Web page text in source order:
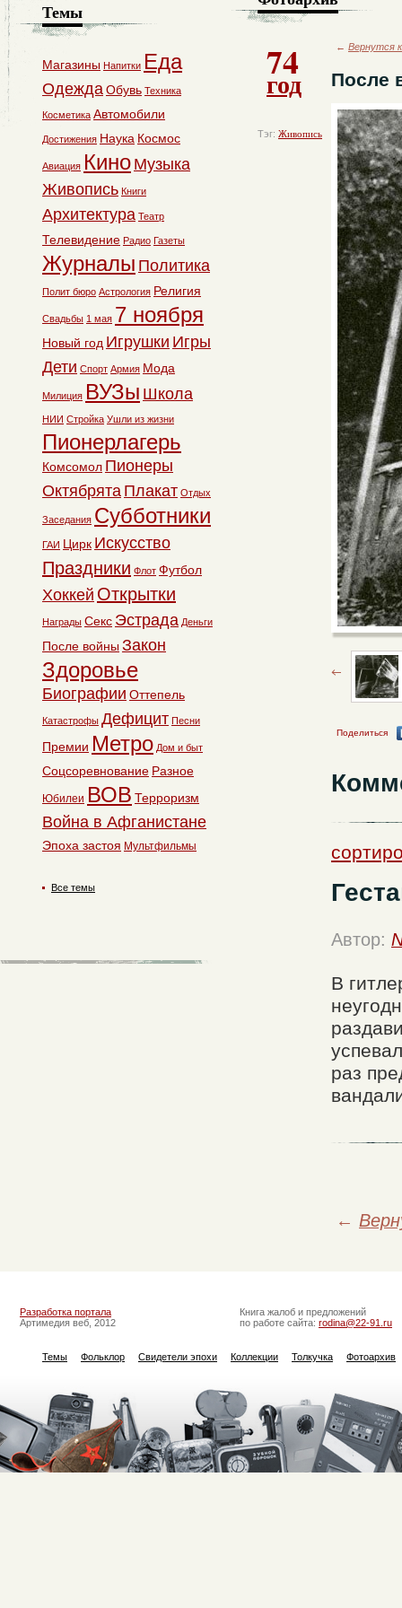
74
год
Тэг: Живопись
← Вернутся
После
Поделиться
Автор:
В
раз
←
Темы
Магазины Напитки Еда
ОдеждаОбувь Техника
Косметика Автомобили
Достижения Наука Космос
Авиация Кино Музыка
Живопись Книги
Архитектура Театр
Телевидение Радио Газеты
Журналы Политика
Полит бюро Астрология Религия
Свадьбы 1 мая 7 ноября
Новый год Игрушки Игры
Дети Спорт Армия Мода
Милиция ВУЗы Школа
НИИ Стройка Ушли из жизни
Пионерлагерь
Комсомол Пионеры
Октябрята Плакат Отдых
Заседания Субботники
ГАИ Цирк Искусство
Праздники Флот Футбол
Хоккей Открытки
Награды Секс Эстрада Деньги
После войны Закон
Здоровье
Биографии Оттепель
Катастрофы Дефицит Песни
Премии Метро Дом и быт
Соцсоревнование Разное
Юбилеи ВОВ Терроризм
Война в Афганистане
Эпоха застоя Мультфильмы
Все темы
Разработка портала
Артимедия веб, 2012
Книга жалоб и предложений
по работе сайта: rodina@22-91.ru
Темы Фольклор Свидетели эпохи Коллекции Толкучка Фотоархив